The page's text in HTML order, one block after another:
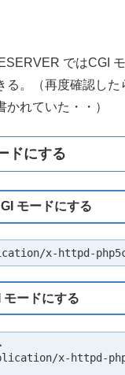
ではCGI
る。（再度確認した
かれていた・・）
ドにする
モードにする
x-httpd-
ードにする
x-httpd-